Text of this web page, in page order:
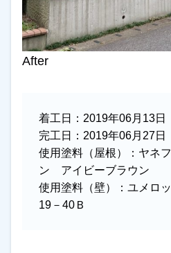
After
着工日： 2019年06月13日
完工日： 2019年06月27日
使用塗料（屋根）： ヤネ
ン アイビーブラウン
使用塗料（壁）： ユメロ
19－40Ｂ